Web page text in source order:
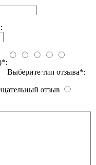
Выберите тип отзыва*:
отзыв